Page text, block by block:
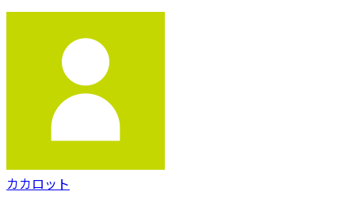
カカロット